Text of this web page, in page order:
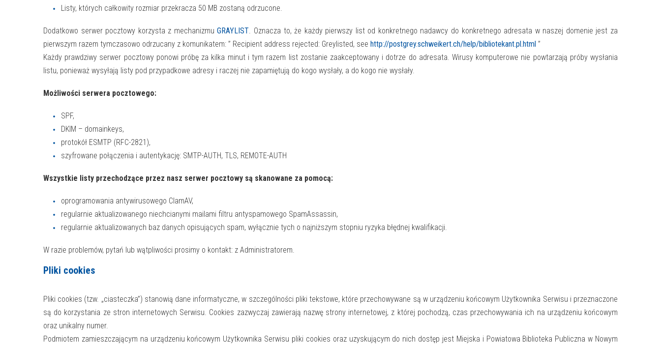
Listy, których całkowity rozmiar przekracza 50 MB zostaną odrzucone.
Dodatkowo serwer pocztowy korzysta z mechanizmuGRAYLIST. Oznacza to, że każdy pierwszy list od konkretnego nadawcy do konkretnego adresata w naszej domenie jest za
pierwszym razem tymczasowo odrzucany z komunikatem: ” Recipient address rejected: Greylisted, see http://postgrey.schweikert.ch/help/bibliotekant.pl.html ”
Każdy prawdziwy serwer pocztowy ponowi próbę za kilka minut i tym razem list zostanie zaakceptowany i dotrze do adresata. Wirusy komputerowe nie powtarzają próby wysłania
listu, ponieważ wysyłają listy pod przypadkowe adresy i raczej nie zapamiętują do kogo wysłały, a do kogo nie wysłały.
Możliwości serwera pocztowego:
SPF,
DKIM – domainkeys,
protokół ESMTP (RFC-2821),
szyfrowane połączenia i autentykację: SMTP-AUTH, TLS, REMOTE-AUTH
Wszystkie listy przechodzące przez nasz serwer pocztowy są skanowane za pomocą:
oprogramowania antywirusowego ClamAV,
regularnie aktualizowanego niechcianymi mailami filtru antyspamowego SpamAssassin,
regularnie aktualizowanych baz danych opisujących spam, wyłącznie tych o najniższym stopniu ryzyka błędnej kwalifikacji.
W razie problemów, pytań lub wątpliwości prosimy o kontakt: z Administratorem.
Pliki cookies
Pliki cookies (tzw. „ciasteczka”) stanowią dane informatyczne, w szczególności pliki tekstowe, które przechowywane są w urządzeniu końcowym Użytkownika Serwisu i przeznaczone
są do korzystania ze stron internetowych Serwisu. Cookies zazwyczaj zawierają nazwę strony internetowej, z której pochodzą, czas przechowywania ich na urządzeniu końcowym
oraz unikalny numer.
Podmiotem zamieszczającym na urządzeniu końcowym Użytkownika Serwisu pliki cookies oraz uzyskującym do nich dostęp jest Miejska i Powiatowa Biblioteka Publiczna w Nowym